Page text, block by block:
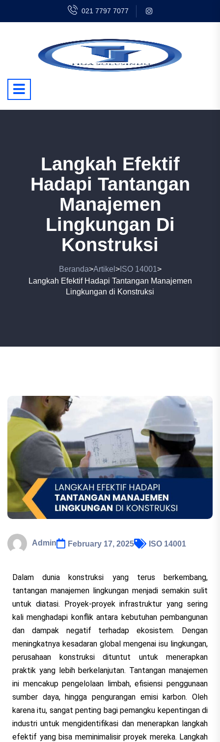
021 7797 7077
Langkah Efektif
Hadapi Tantangan
Manajemen
Lingkungan Di
Konstruksi
Beranda>Artikel >ISO 14001>
Langkah Efektif Hadapi Tantangan Manajemen
Lingkungan di Konstruksi
Admin February 17, 2025 ISO 14001
Dalam dunia konstruksi yang terus berkembang,
tantangan manajemen lingkungan menjadi semakin sulit
untuk diatasi. Proyek-proyek infrastruktur yang sering
kali menghadapi konflik antara kebutuhan pembangunan
dan dampak negatif terhadap ekosistem. Dengan
meningkatnya kesadaran global mengenai isu lingkungan,
perusahaan konstruksi dituntut untuk menerapkan
praktik yang lebih berkelanjutan. Tantangan manajemen
ini mencakup pengelolaan limbah, efisiensi penggunaan
sumber daya, hingga pengurangan emisi karbon. Oleh
karena itu, sangat penting bagi pemangku kepentingan di
industri untuk mengidentifikasi dan menerapkan langkah
efektif yang bisa meminimalisir proyek mereka. Langkah